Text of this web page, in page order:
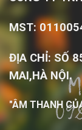
MST:
ĐỊA CHỈ: SỐ
MAI,HÀ NỘI.
"ÂM THANH